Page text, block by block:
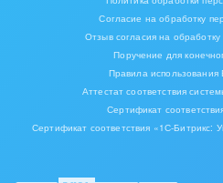
Согласие на обработку
Отзыв согласия на
Поручение для
Правила
Аттестат соответствия
Сертификат
Сертификат соответствия «1С-Битрикс: